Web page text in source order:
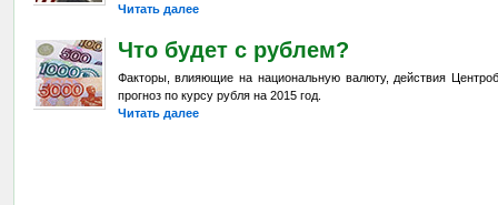
Читать далее
Что будет с рублем?
Факторы, влияющие на национальную валюту, действия
прогноз по курсу рубля на 2015 год.
Читать далее